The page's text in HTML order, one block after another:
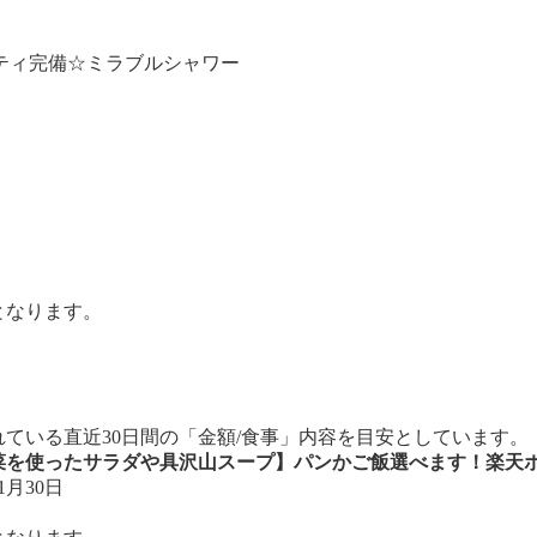
ィ完備☆ミラブルシャワー
ります。
いる直近30日間の「金額/食事」内容を目安としています。
使ったサラダや具沢山スープ】パンかご飯選べます！楽天
30日